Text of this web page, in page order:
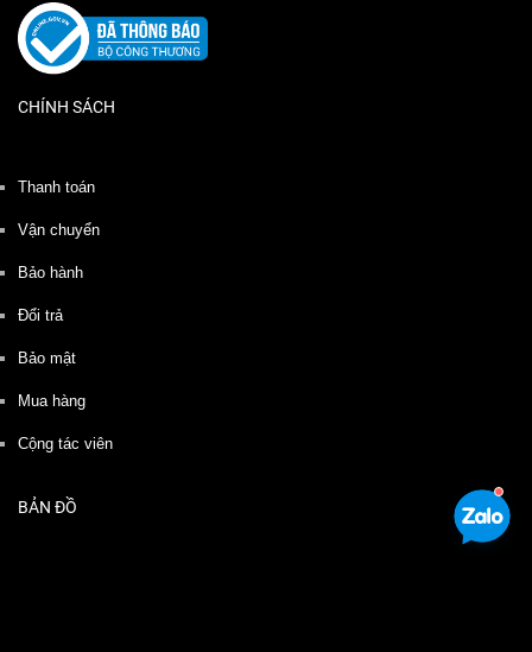
CHÍNH SÁCH
Thanh toán
Vận chuyển
Bảo hành
Đổi trả
Bảo mật
Mua hàng
Cộng tác viên
BẢN ĐỒ